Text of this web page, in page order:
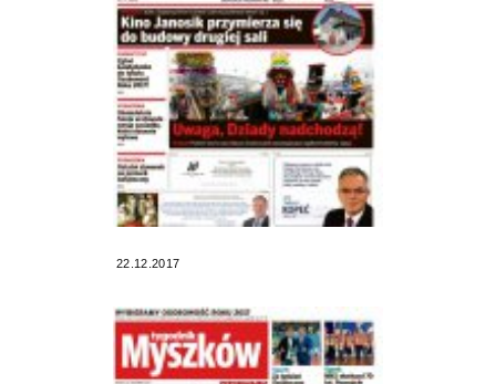
22.12.2017